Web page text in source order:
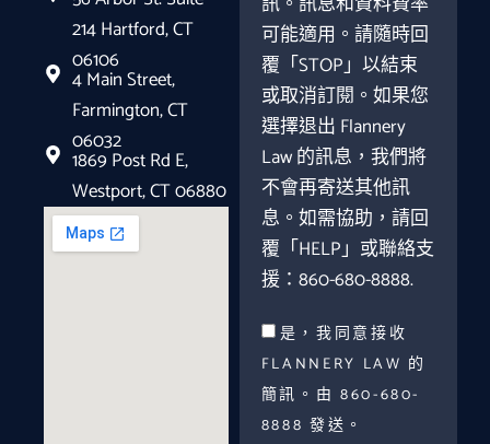
214 Hartford, CT
06106
4 Main Street,
Farmington, CT
06032
1869 Post Rd E,
Westport, CT 06880
可能適用。請隨時回
覆「STOP」以結束
或取消訂閱。如果您
選擇退出 Flannery
Law 的訊息，我們將
不會再寄送其他訊
息。如需協助，請回
覆「HELP」或聯絡支
援：860-680-8888.
是，我同意接收
FLANNERY LAW 的
簡訊。由 860-680-
8888 發送。